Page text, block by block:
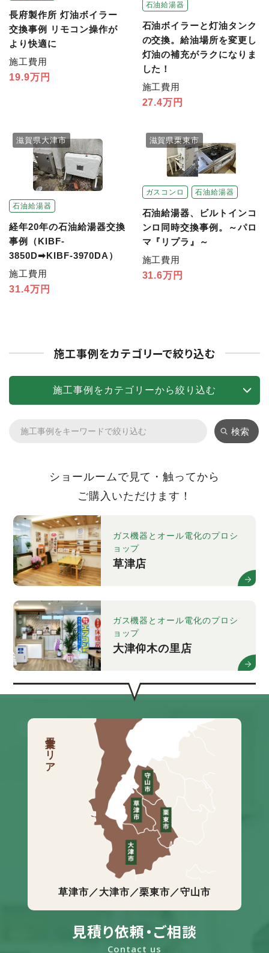
長府製作所 灯油ボイラー
交換事例 リモコン操作が
より快適に
施工費用
19.9万円
石油給湯器
石油ボイラーと灯油タンク
の交換。給油場所を変更し
灯油の補充がラクになりま
した！
施工費用
27.4万円
石油給湯器
滋賀県大津市
経年20年の石油給湯器交換
事例（KIBF-
3850D➡KIBF-3970DA）
施工費用
31.4万円
ガスコンロ 石油給湯器
滋賀県栗東市
石油給湯器、ビルトインコ
ンロ同時交換事例。～パロ
マ『リプラ』～
施工費用
31.6万円
施工事例をカテゴリーで絞り込む
施工事例をカテゴリーから絞り込む
検索
ショールームで見て・触ってから
ご購入いただけます！
ガス機器とオール電化のプロシ
ョップ
草津店
ガス機器とオール電化のプロシ
ョップ
大津仰木の里店
営業エリア
草津市／大津市／栗東市／守山市
見積り依頼・ご相談
Contact us